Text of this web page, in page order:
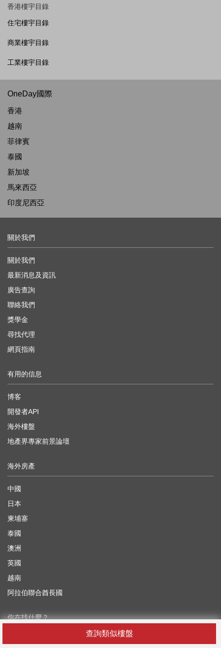
查詢類似樓盤
香港樓宇目錄
住宅樓宇目錄
商業樓宇目錄
工業樓宇目錄
OneDay國際
香港
越南
菲律賓
泰國
新加坡
馬來西亞
印度尼西亞
關於我們
關於我們
最新消息及資訊
廣告查詢
聯絡我們
獎學金
尋找代理
網頁指南
有用的信息
博客
開發者API
海外樓盤
地產界專家前景論壇
海外房產
中國
日本
柬埔寨
泰國
澳洲
英國
越南
阿拉伯聯合酋長國
你在找什麼？